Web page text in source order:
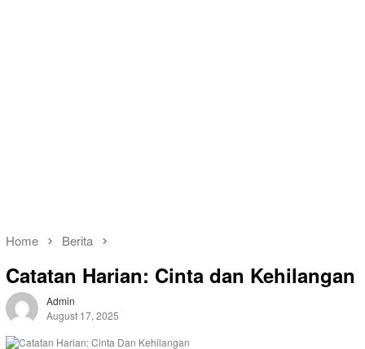
Home Berita
Catatan Harian: Cinta dan Kehilangan
Admin
August 17, 2025